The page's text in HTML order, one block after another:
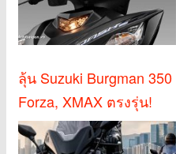
ลุ้น Suzuki Burgman
Forza, XMAX ตรงรุ่น!